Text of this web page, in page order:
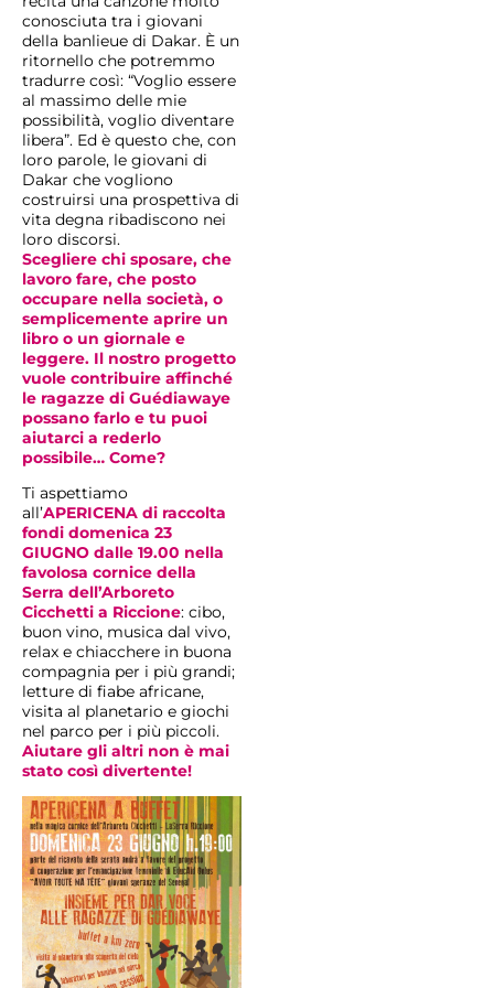
conosciuta tra i giovani
della banlieue di Dakar. È un
ritornello che potremmo
tradurre così: “Voglio essere
al massimo delle mie
possibilità, voglio diventare
libera”. Ed è questo che, con
loro parole, le giovani di
Dakar che vogliono
costruirsi una prospettiva di
vita degna ribadiscono nei
loro discorsi.
Scegliere chi sposare, che
lavoro fare, che posto
occupare nella società, o
semplicemente aprire un
libro o un giornale e
leggere. Il nostro progetto
vuole contribuire affinché
le ragazze di Guédiawaye
possano farlo e tu puoi
aiutarci a rederlo
possibile… Come?
Ti aspettiamo
all’APERICENA di raccolta
fondi domenica 23
GIUGNO dalle 19.00 nella
favolosa cornice della
Serra dell’Arboreto
Cicchetti a Riccione: cibo,
buon vino, musica dal vivo,
relax e chiacchere in buona
compagnia per i più grandi;
letture di fiabe africane,
visita al planetario e giochi
nel parco per i più piccoli.
Aiutare gli altri non è mai
stato così divertente!